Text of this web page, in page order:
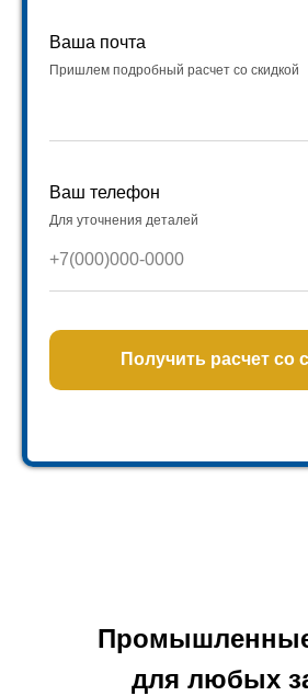
Ваша почта
Пришлем подробный расчет со скидкой
Ваш телефон
Для уточнения деталей
Получить расчет со
для любых